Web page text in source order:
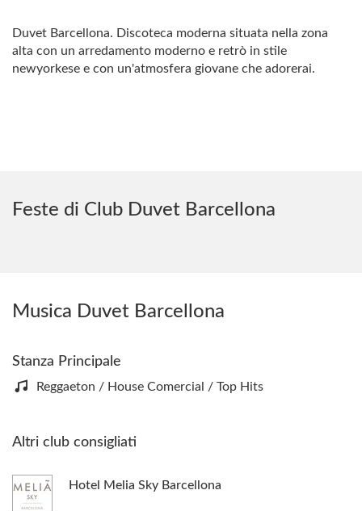
Duvet Barcellona. Discoteca moderna situata nella zona
alta con un arredamento moderno e retrò in stile
newyorkese e con un'atmosfera giovane che adorerai.
Feste di Club Duvet Barcellona
Musica Duvet Barcellona
Stanza Principale
Reggaeton / House Comercial / Top Hits
Altri club consigliati
Hotel Melia Sky Barcellona